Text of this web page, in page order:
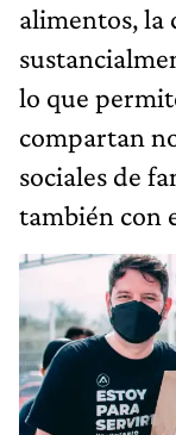
alimentos, la
lo que
compartan
sociales de
también con